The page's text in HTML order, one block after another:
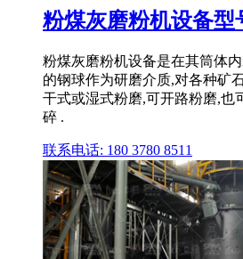
粉煤灰磨粉机设备型
粉煤灰磨粉机设备是在其筒体
的钢球作为研磨介质,对各种矿
干式或湿式粉磨,可开路粉磨,也
碎 .
联系电话: 180 3780 8511